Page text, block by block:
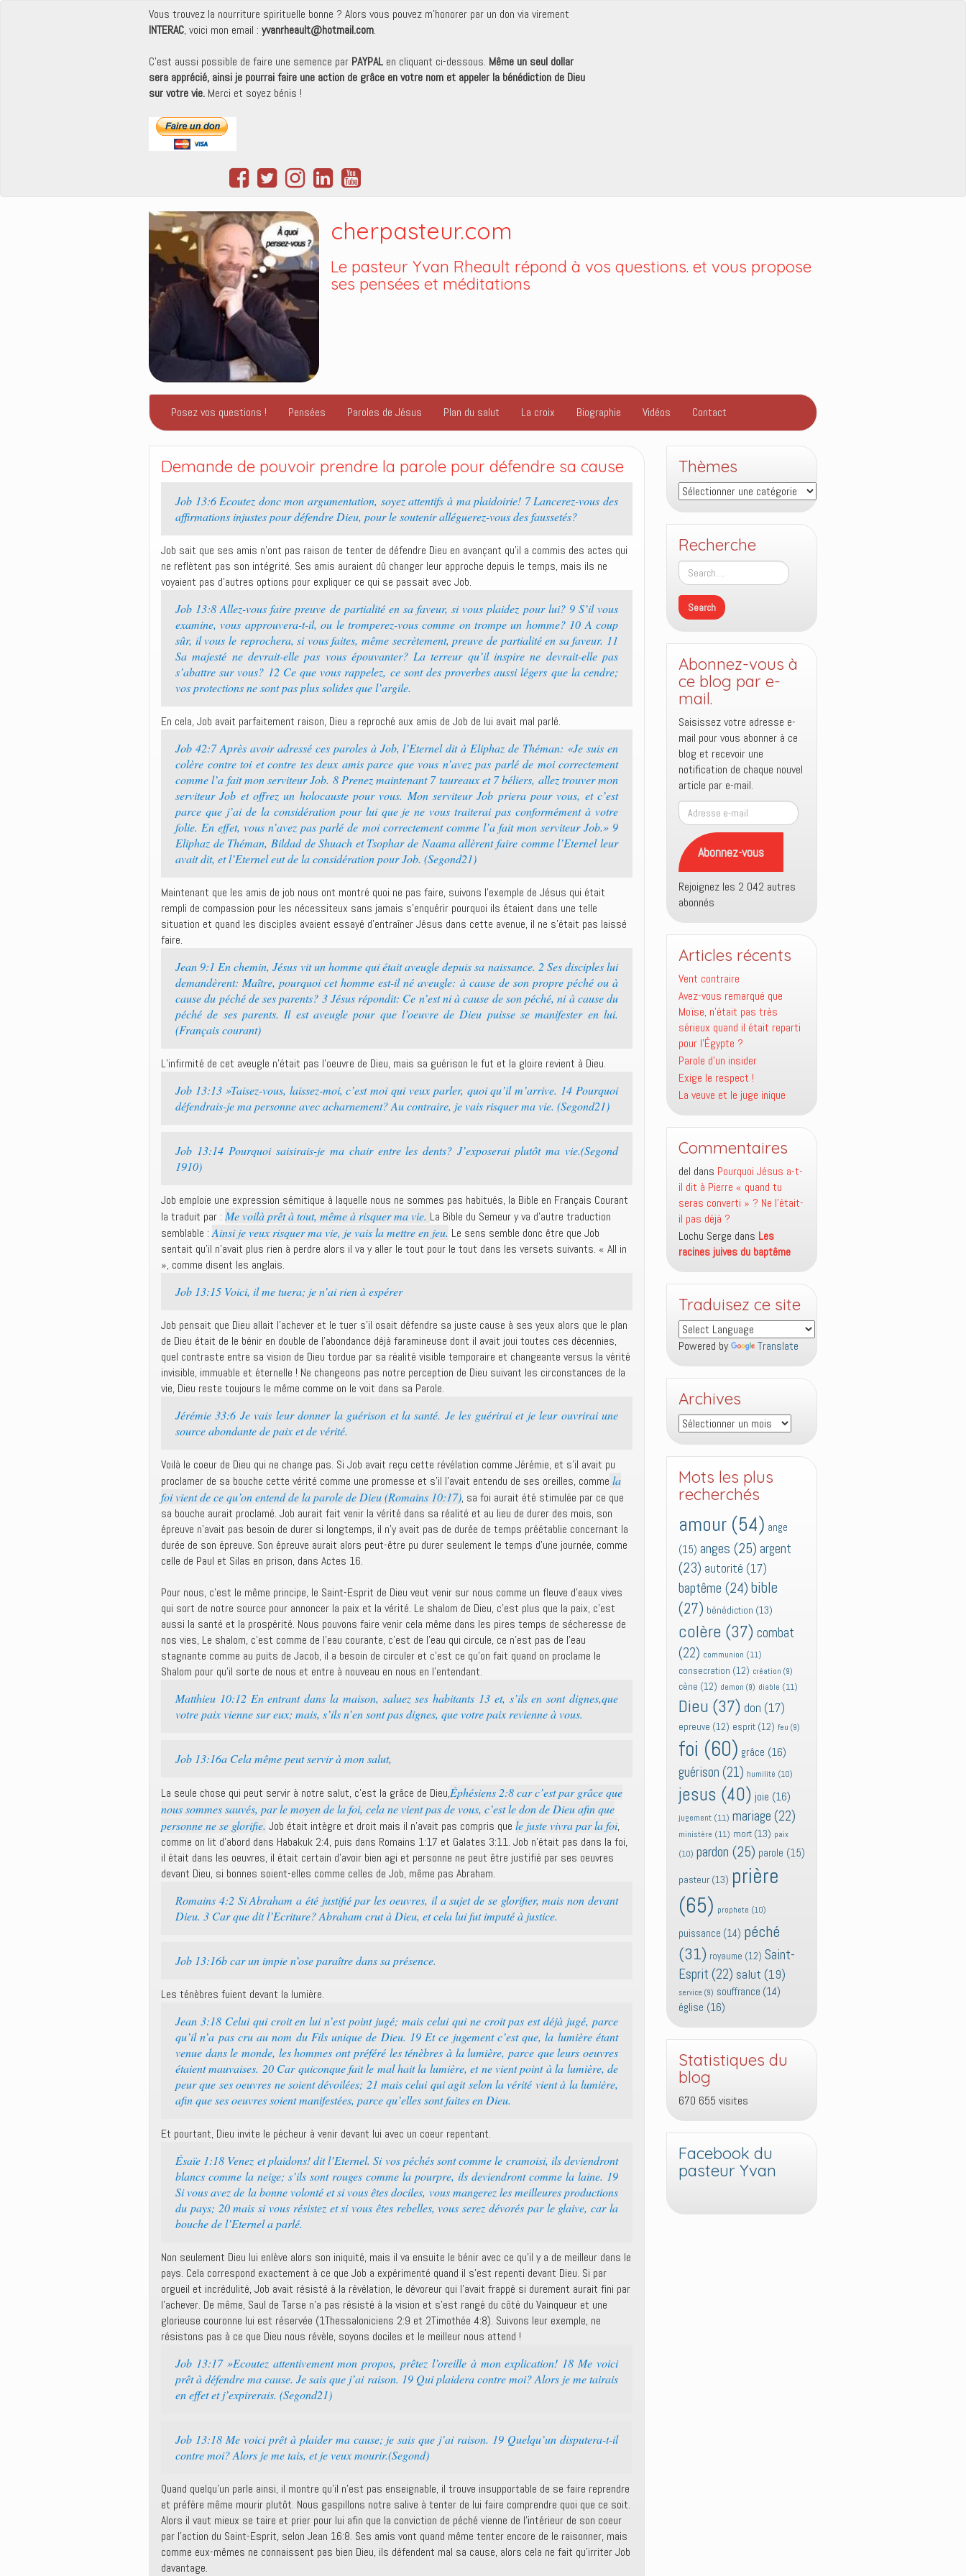
Vous trouvez la nourriture spirituelle bonne ? Alors vous pouvez m'honorer par un don via virement
INTERAC, voici mon email : yvanrheault@hotmail.com.
C'est aussi possible de faire une semence par PAYPAL en cliquant ci-dessous. Même un seul dollar
sera apprécié, ainsi je pourrai faire une action de grâce en votre nom et appeler la bénédiction de Dieu
sur votre vie. Merci et soyez bénis !
cherpasteur.com
Le pasteur Yvan Rheault répond à vos questions. et vous propose
ses pensées et méditations
Posez vos questions ! Pensées Paroles de Jésus Plan du salut La croix Biographie Vidéos Contact
Demande de pouvoir prendre la parole pour défendre sa cause
Job 13:6 Ecoutez donc mon argumentation, soyez attentifs à ma plaidoirie! 7 Lancerez-vous des
affirmations injustes pour défendre Dieu, pour le soutenir alléguerez-vous des faussetés?
Job sait que ses amis n’ont pas raison de tenter de défendre Dieu en avançant qu’il a commis des actes qui
ne reflètent pas son intégrité. Ses amis auraient dû changer leur approche depuis le temps, mais ils ne
voyaient pas d’autres options pour expliquer ce qui se passait avec Job.
Job 13:8 Allez-vous faire preuve de partialité en sa faveur, si vous plaidez pour lui? 9 S’il vous
examine, vous approuvera-t-il, ou le tromperez-vous comme on trompe un homme? 10 A coup
sûr, il vous le reprochera, si vous faites, même secrètement, preuve de partialité en sa faveur. 11
Sa majesté ne devrait-elle pas vous épouvanter? La terreur qu’il inspire ne devrait-elle pas
s’abattre sur vous? 12 Ce que vous rappelez, ce sont des proverbes aussi légers que la cendre;
vos protections ne sont pas plus solides que l’argile.
En cela, Job avait parfaitement raison, Dieu a reproché aux amis de Job de lui avait mal parlé.
Job 42:7 Après avoir adressé ces paroles à Job, l’Eternel dit à Eliphaz de Théman: «Je suis en
colère contre toi et contre tes deux amis parce que vous n’avez pas parlé de moi correctement
comme l’a fait mon serviteur Job. 8 Prenez maintenant 7 taureaux et 7 béliers, allez trouver mon
serviteur Job et offrez un holocauste pour vous. Mon serviteur Job priera pour vous, et c’est
parce que j’ai de la considération pour lui que je ne vous traiterai pas conformément à votre
folie. En effet, vous n’avez pas parlé de moi correctement comme l’a fait mon serviteur Job.» 9
Eliphaz de Théman, Bildad de Shuach et Tsophar de Naama allèrent faire comme l’Eternel leur
avait dit, et l’Eternel eut de la considération pour Job. (Segond21)
Maintenant que les amis de job nous ont montré quoi ne pas faire, suivons l’exemple de Jésus qui était
rempli de compassion pour les nécessiteux sans jamais s’enquérir pourquoi ils étaient dans une telle
situation et quand les disciples avaient essayé d’entraîner Jésus dans cette avenue, il ne s’était pas laissé
faire.
Jean 9:1 En chemin, Jésus vit un homme qui était aveugle depuis sa naissance. 2 Ses disciples lui
demandèrent: Maître, pourquoi cet homme est-il né aveugle: à cause de son propre péché ou à
cause du péché de ses parents? 3 Jésus répondit: Ce n’est ni à cause de son péché, ni à cause du
péché de ses parents. Il est aveugle pour que l’oeuvre de Dieu puisse se manifester en lui.
(Français courant)
L’infirmité de cet aveugle n’était pas l’oeuvre de Dieu, mais sa guérison le fut et la gloire revient à Dieu.
Job 13:13 »Taisez-vous, laissez-moi, c’est moi qui veux parler, quoi qu’il m’arrive. 14 Pourquoi
défendrais-je ma personne avec acharnement? Au contraire, je vais risquer ma vie. (Segond21)
Job 13:14 Pourquoi saisirais-je ma chair entre les dents? J’exposerai plutôt ma vie.(Segond
1910)
Job emploie une expression sémitique à laquelle nous ne sommes pas habitués, la Bible en Français Courant
la traduit par : Me voilà prêt à tout, même à risquer ma vie. La Bible du Semeur y va d’autre traduction
semblable :Ainsi je veux risquer ma vie, je vais la mettre en jeu. Le sens semble donc être que Job
sentait qu’il n’avait plus rien à perdre alors il va y aller le tout pour le tout dans les versets suivants. « All in
», comme disent les anglais.
Job 13:15 Voici, il me tuera; je n’ai rien à espérer
Job pensait que Dieu allait l’achever et le tuer s’il osait défendre sa juste cause à ses yeux alors que le plan
de Dieu était de le bénir en double de l’abondance déjà faramineuse dont il avait joui toutes ces décennies,
quel contraste entre sa vision de Dieu tordue par sa réalité visible temporaire et changeante versus la vérité
invisible, immuable et éternelle ! Ne changeons pas notre perception de Dieu suivant les circonstances de la
vie, Dieu reste toujours le même comme on le voit dans sa Parole.
Jérémie 33:6 Je vais leur donner la guérison et la santé. Je les guérirai et je leur ouvrirai une
source abondante de paix et de vérité.
Voilà le coeur de Dieu qui ne change pas. Si Job avait reçu cette révélation comme Jérémie, et s’il avait pu
proclamer de sa bouche cette vérité comme une promesse et s’il l’avait entendu de ses oreilles, comme la
foi vient de ce qu’on entend de la parole de Dieu (Romains 10:17), sa foi aurait été stimulée par ce que
sa bouche aurait proclamé. Job aurait fait venir la vérité dans sa réalité et au lieu de durer des mois, son
épreuve n’avait pas besoin de durer si longtemps, il n’y avait pas de durée de temps préétablie concernant la
durée de son épreuve. Son épreuve aurait alors peut-être pu durer seulement le temps d’une journée, comme
celle de Paul et Silas en prison, dans Actes 16.
Pour nous, c’est le même principe, le Saint-Esprit de Dieu veut venir sur nous comme un fleuve d’eaux vives
qui sort de notre source pour annoncer la paix et la vérité. Le shalom de Dieu, c’est plus que la paix, c’est
aussi la santé et la prospérité. Nous pouvons faire venir cela même dans les pires temps de sécheresse de
nos vies, Le shalom, c’est comme de l’eau courante, c’est de l’eau qui circule, ce n’est pas de l’eau
stagnante comme au puits de Jacob, il a besoin de circuler et c’est ce qu’on fait quand on proclame le
Shalom pour qu’il sorte de nous et entre à nouveau en nous en l’entendant.
Matthieu 10:12 En entrant dans la maison, saluez ses habitants 13 et, s’ils en sont dignes,que
votre paix vienne sur eux; mais, s’ils n’en sont pas dignes, que votre paix revienne à vous.
Job 13:16a Cela même peut servir à mon salut,
La seule chose qui peut servir à notre salut, c’est la grâce de Dieu,Éphésiens 2:8 car c’est par grâce que
nous sommes sauvés, par le moyen de la foi, cela ne vient pas de vous, c’est le don de Dieu afin que
personne ne se glorifie. Job était intègre et droit mais il n’avait pas compris que le juste vivra par la foi,
comme on lit d’abord dans Habakuk 2:4, puis dans Romains 1:17 et Galates 3:11. Job n’était pas dans la foi,
il était dans les oeuvres, il était certain d’avoir bien agi et personne ne peut être justifié par ses oeuvres
devant Dieu, si bonnes soient-elles comme celles de Job, même pas Abraham.
Romains 4:2 Si Abraham a été justifié par les oeuvres, il a sujet de se glorifier, mais non devant
Dieu. 3 Car que dit l’Ecriture? Abraham crut à Dieu, et cela lui fut imputé à justice.
Job 13:16b car un impie n’ose paraître dans sa présence.
Les ténèbres fuient devant la lumière.
Jean 3:18 Celui qui croit en lui n’est point jugé; mais celui qui ne croit pas est déjà jugé, parce
qu’il n’a pas cru au nom du Fils unique de Dieu. 19 Et ce jugement c’est que, la lumière étant
venue dans le monde, les hommes ont préféré les ténèbres à la lumière, parce que leurs oeuvres
étaient mauvaises. 20 Car quiconque fait le mal hait la lumière, et ne vient point à la lumière, de
peur que ses oeuvres ne soient dévoilées; 21 mais celui qui agit selon la vérité vient à la lumière,
afin que ses oeuvres soient manifestées, parce qu’elles sont faites en Dieu.
Et pourtant, Dieu invite le pécheur à venir devant lui avec un coeur repentant.
Ésaïe 1:18 Venez et plaidons! dit l’Eternel. Si vos péchés sont comme le cramoisi, ils deviendront
blancs comme la neige; s’ils sont rouges comme la pourpre, ils deviendront comme la laine. 19
Si vous avez de la bonne volonté et si vous êtes dociles, vous mangerez les meilleures productions
du pays; 20 mais si vous résistez et si vous êtes rebelles, vous serez dévorés par le glaive, car la
bouche de l’Eternel a parlé.
Non seulement Dieu lui enlève alors son iniquité, mais il va ensuite le bénir avec ce qu’il y a de meilleur dans le
pays. Cela correspond exactement à ce que Job a expérimenté quand il s’est repenti devant Dieu. Si par
orgueil et incrédulité, Job avait résisté à la révélation, le dévoreur qui l’avait frappé si durement aurait fini par
l’achever. De même, Saul de Tarse n’a pas résisté à la vision et s’est rangé du côté du Vainqueur et une
glorieuse couronne lui est réservée (1Thessaloniciens 2:9 et 2Timothée 4:8). Suivons leur exemple, ne
résistons pas à ce que Dieu nous révèle, soyons dociles et le meilleur nous attend !
Job 13:17 »Ecoutez attentivement mon propos, prêtez l’oreille à mon explication! 18 Me voici
prêt à défendre ma cause. Je sais que j’ai raison. 19 Qui plaidera contre moi? Alors je me tairais
en effet et j’expirerais. (Segond21)
Job 13:18 Me voici prêt à plaider ma cause; je sais que j’ai raison. 19 Quelqu’un disputera-t-il
contre moi? Alors je me tais, et je veux mourir.(Segond)
Quand quelqu’un parle ainsi, il montre qu’il n’est pas enseignable, il trouve insupportable de se faire reprendre
et préfère même mourir plutôt. Nous gaspillons notre salive à tenter de lui faire comprendre quoi que ce soit.
Alors il vaut mieux se taire et prier pour lui afin que la conviction de péché vienne de l’intérieur de son coeur
par l’action du Saint-Esprit, selon Jean 16:8. Ses amis vont quand même tenter encore de le raisonner, mais
comme eux-mêmes ne connaissent pas bien Dieu, ils défendent mal sa cause, alors cela ne fait qu’irriter Job
davantage.
Thèmes
Thèmes
Recherche
Abonnez-vous à
ce blog par e-
mail.
Saisissez votre adresse e-
mail pour vous abonner à ce
blog et recevoir une
notification de chaque nouvel
article par e-mail.
Adresse
e-
mail
Abonnez-vous
Rejoignez les 2 042 autres
abonnés
Articles récents
Vent contraire
Avez-vous remarqué que
Moïse, n’était pas très
sérieux quand il était reparti
pour l’Égypte ?
Parole d’un insider
Exige le respect !
La veuve et le juge inique
Commentaires
del dans Pourquoi Jésus a-t-
il dit à Pierre « quand tu
seras converti » ? Ne l’était-
il pas déjà ?
Lochu Serge dans Les
racines juives du baptême
Traduisez ce site
Powered by Translate
Archives
Archives
Mots les plus
recherchés
amour (54) ange
(15) anges (25) argent
(23) autorité (17)
baptême (24) bible
(27) bénédiction (13)
colère (37) combat
(22) communion (11)
consecration (12) création (9)
cène (12) demon (9) diable (11)
Dieu (37) don (17)
epreuve (12) esprit (12) feu (9)
foi (60) grâce (16)
guérison (21) humilité (10)
jesus (40) joie (16)
jugement (11) mariage (22)
ministère (11) mort (13) paix
(10) pardon (25) parole (15)
pasteur (13) prière
(65) prophete (10)
puissance (14) péché
(31) royaume (12) Saint-
Esprit (22) salut (19)
service (9) souffrance (14)
église (16)
Statistiques du
blog
670 655 visites
Facebook du
pasteur Yvan